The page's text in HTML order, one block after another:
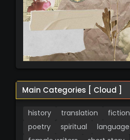
Main Categories [ Cloud ]
history translation
fiction
poetry
spiritual
language